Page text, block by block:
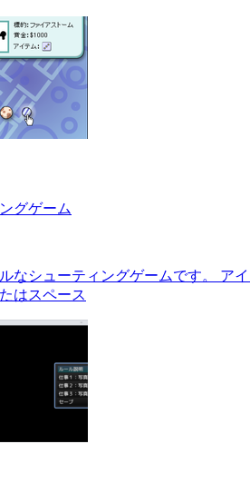
グゲーム
なシューティングゲームです。 ア
はスペース